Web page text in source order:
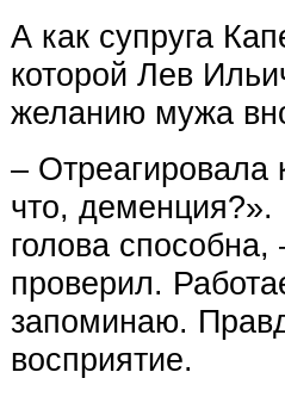
А как супруга
которой Лев
желанию мужа
– Отреагировала
что,
голова
проверил.
запоминаю.
восприятие.